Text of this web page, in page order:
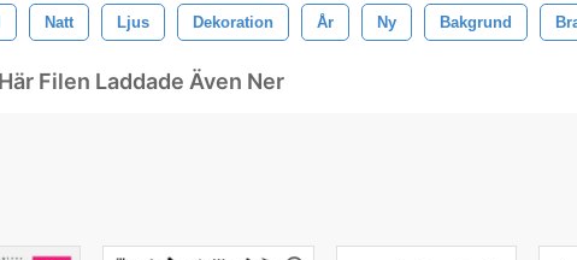
Natt Ljus Dekoration År Ny Bakgrund
Filen Laddade Även Ner